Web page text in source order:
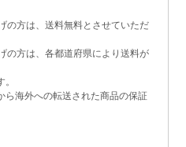
の方は、送料無料とさせていただ
の方は、各都道府県により送料が
海外への転送された商品の保証